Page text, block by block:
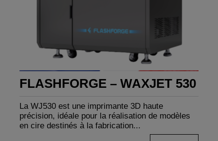
FLASHFORGE – WAXJET 530
La WJ530 est une imprimante 3D haute
précision, idéale pour la réalisation de modèles
en cire destinés à la fabrication...